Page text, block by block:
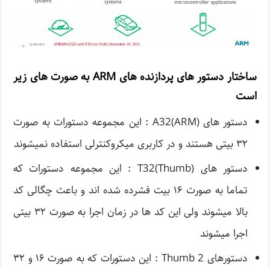
ساختار دستور های پردازنده های ARM به صورت های زیر
است
دستور های (A32(ARM : این مجموعه دستورات به صورت
۳۲ بیتی هستند و در کاربری میکروکنترلی استفاده نمیشوند
دستور های (T32(Thumb : این مجموعه دستورات که
تماما به صورت ۱۶ بیت فشرده شده اند و باعث چگالی کد
بالا میشوند ولی این کد ها در زمان اجرا به صورت ۳۲ بیتی
اجرا میشوند
دستورهای Thumb 2 : این دستورات که به صورت ۱۶ و ۳۲